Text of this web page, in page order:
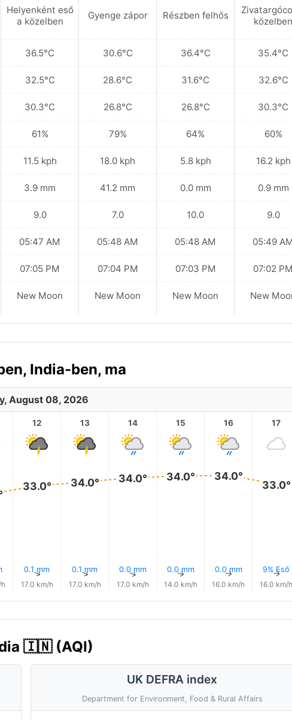
Helyenként eső
a közelben
36.5°C
32.5°C
30.3°C
61%
11.5 kph
3.9 mm
9.0
05:47 AM
07:05 PM
New Moon
Gyenge zápor
30.6°C
28.6°C
26.8°C
79%
18.0 kph
41.2 mm
7.0
05:48 AM
07:04 PM
New Moon
Részben felhős
36.4°C
31.6°C
26.8°C
64%
5.8 kph
0.0 mm
10.0
05:48 AM
07:03 PM
New Moon
közelben
35.4°C
32.6°C
30.3°C
60%
16.2 kph
0.9 mm
9.0
05:49
07:02 PM
New
India-ben, ma
August 08, 2026
12
33.0°
0.1 mm
↑
17.0 km/h
13
34.0°
0.1 mm
↑
17.0 km/h
14
34.0°
0.0 mm
↑
17.0 km/h
15
34.0°
0.0 mm
↑
14.0 km/h
16
34.0°
0.0 mm
↑
16.0 km/h
17
33.0°
9% Eső
↑
16.0 km/h
🇮🇳 (AQI)
UK DEFRA index
Department for Environment, Food & Rural Affairs